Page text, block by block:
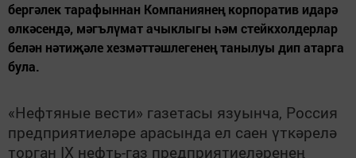
бергәлек тарафыннан Компаниянең корпоратив идарә
өлкәсендә, мәгълүмат ачыклыгы һәм стейкхолдерлар
белән нәтиҗәле хезмәттәшлегенең танылуы дип атарга
була.
«Нефтяные вести» газетасы язуынча, Россия
предприятиеләре арасында ел саен үткәрелә
торган IX нефть-газ предприятиеләренең